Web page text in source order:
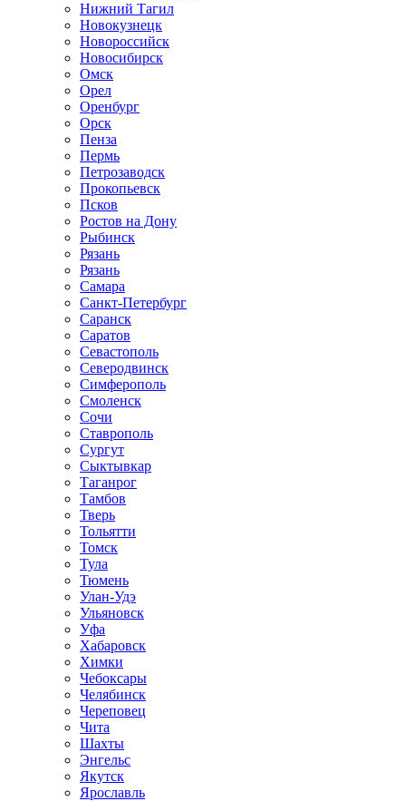
Нижний Тагил
Новокузнецк
Новороссийск
Новосибирск
Омск
Орел
Оренбург
Орск
Пенза
Пермь
Петрозаводск
Прокопьевск
Псков
Ростов на Дону
Рыбинск
Рязань
Рязань
Самара
Санкт-Петербург
Саранск
Саратов
Севастополь
Северодвинск
Симферополь
Смоленск
Сочи
Ставрополь
Сургут
Сыктывкар
Таганрог
Тамбов
Тверь
Тольятти
Томск
Тула
Тюмень
Улан-Удэ
Ульяновск
Уфа
Хабаровск
Химки
Чебоксары
Челябинск
Череповец
Чита
Шахты
Энгельс
Якутск
Ярославль